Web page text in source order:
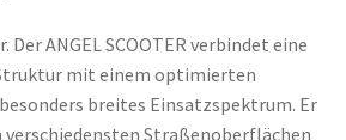
ANGEL SCOOTER verbindet eine
mit einem optimierten
breites Einsatzspektrum. Er
verschiedensten Straßenoberflächen